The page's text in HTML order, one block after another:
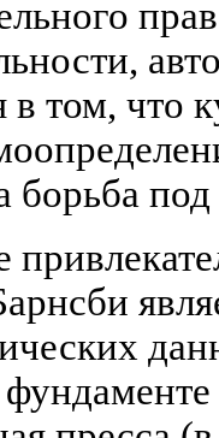
в том, что
борьба